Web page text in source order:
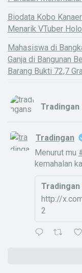
Biodata Kobo
Menarik VTuber
Mahasiswa di
Ganja di Bangunan
Barang Bukti 72,7
Tradingan
Tradingan
Menurut mu
kemahalan
Tradingan
http://
2